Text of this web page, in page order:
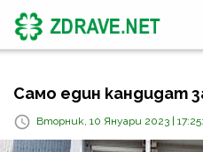
Само един кандидат
Вторник, 10 Януари 2023 |